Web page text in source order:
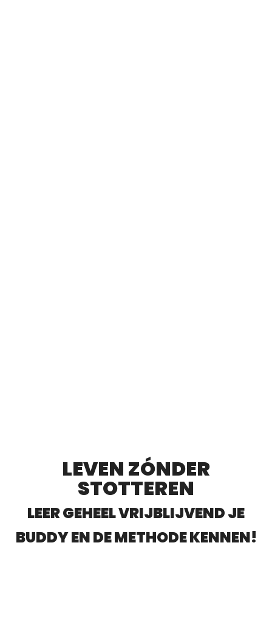
LEVEN ZÓNDER
STOTTEREN
LEER GEHEEL VRIJBLIJVEND JE
BUDDY EN DE METHODE KENNEN!